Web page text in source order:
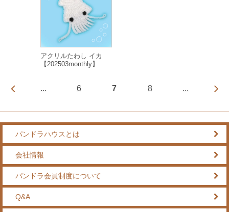
アクリルたわし イカ
【202503monthly】
... 6 7 8 ...
パンドラハウスとは
会社情報
パンドラ会員制度について
Q&A